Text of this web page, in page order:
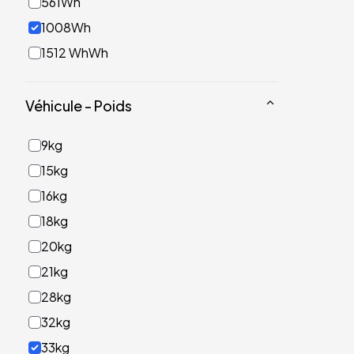
1008Wh
1512 WhWh
Véhicule - Poids
9kg
15kg
16kg
18kg
20kg
21kg
28kg
32kg
33kg